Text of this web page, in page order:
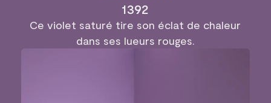
1392
Ce violet saturé tire son éclat de chaleur
dans ses lueurs rouges.